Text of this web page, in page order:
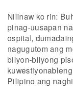
Nilinaw ko rin:
pinag-uusapan
ospital,
nagugutom ang
bilyon-bilyong
Pilipino ang